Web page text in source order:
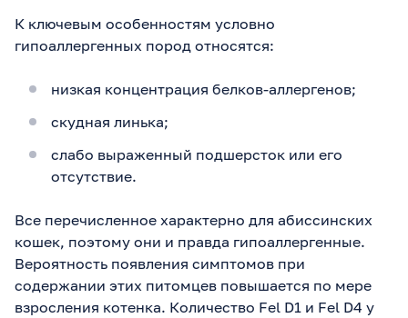
К ключевым особенностям условно
гипоаллергенных пород относятся:
низкая концентрация белков-аллергенов;
скудная линька;
слабо выраженный подшерсток или его
отсутствие.
Все перечисленное характерно для абиссинских
кошек, поэтому они и правда гипоаллергенные.
Вероятность появления симптомов при
содержании этих питомцев повышается по мере
взросления котенка. Количество Fel D1 и Fel D4 у